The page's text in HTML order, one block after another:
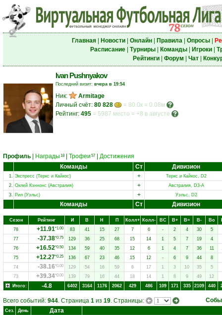
Главная| Новости| Онлайн| Правила| Опросы|
Расписание| Турниры| Команды| Игроки|
Рейтинги| Форум Чат|
Ivan Pushnyakov
Последний визит: вчера в 19:54
Ник:
Armitage
Личный счёт: 80 828
= 80.0к = 0.08м
Рейтинг: 495 = 5987 место = +8 в августе
Профиль Награды 18 Трофеи 57
Достижения
Команды
Ст Дивизион
1. Экспресс (Теркс и Кайкос) +
Теркс и Кайкос, D2
2. Оклей Кэннонс (Австралия) +
Австралия, D3-A
3. Рил (Уэльс) + Уэльс, D2
Команды Ст Дивизион
Сезон Рейтинг И В Н П Колл+ Колл- ВC В+ В= В- Вo
78
+11.91*1.00 83 41 15 27 7 6 - 2 4 30
5
77
-37.38*0.75 129 36 25 68 15 14 1 5 7 19
4
76
+16.52*0.50 134 59 40 35 12 6 1 4 7 36 11
75
+12.27*0.25 136 67 23 46 15 12 - 6 9 44
8
74
-38.16*0.00 129 54 16 59 6 17 1 3 10 35
5
73
+39.34*0.00 139 79 16 44 18 14 1 8 9 49
12
Итого:
-4.8 6402 3164 1176 2062 429 486 109 171 335 2109 440
Всего событий: 944. Страница 1 из 19. Страницы:
Сез. День Дата